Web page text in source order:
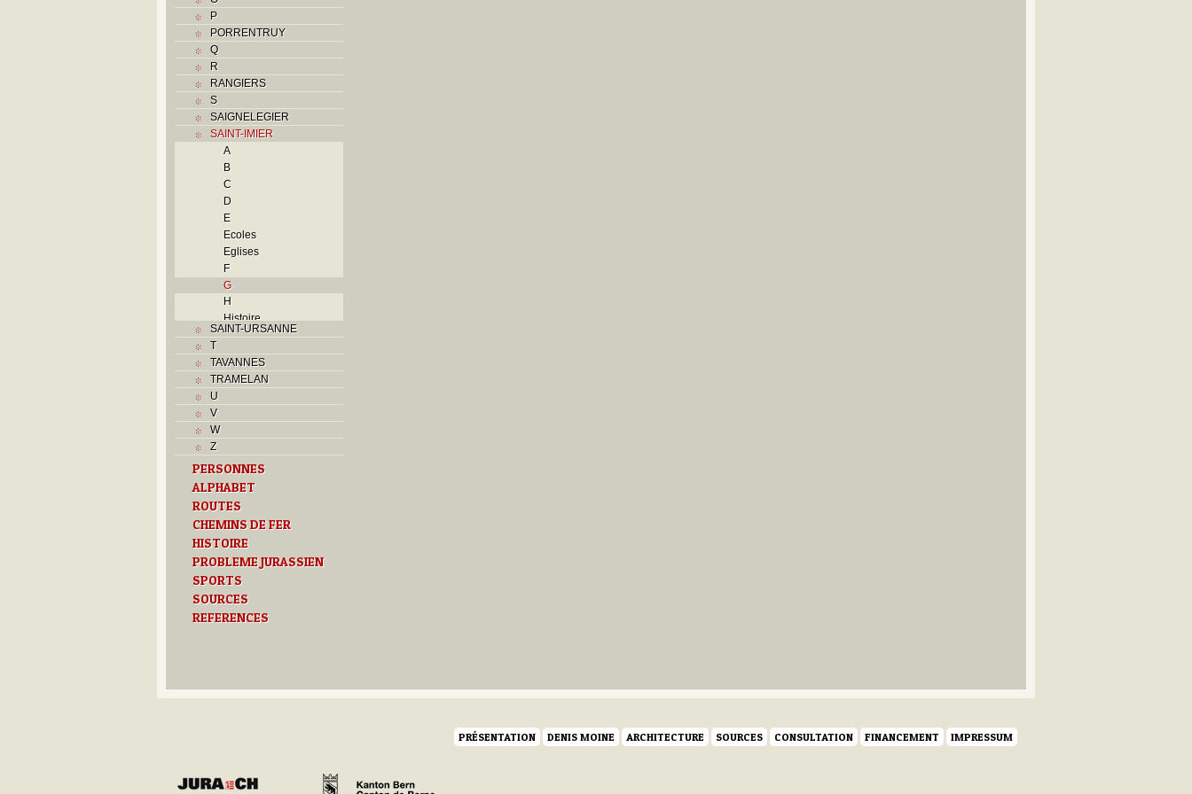
P
PORRENTRUY
Q
R
RANGIERS
S
SAIGNELEGIER
SAINT-IMIER
A
B
C
D
E
Ecoles
Eglises
F
G
H
Histoire
I
J
K
P
Problème jurassien
Q
R
S
T
Textes
U
Z
SAINT-URSANNE
T
TAVANNES
TRAMELAN
U
V
W
Z
PERSONNES
ALPHABET
ROUTES
CHEMINS DE FER
HISTOIRE
PROBLEME JURASSIEN
SPORTS
SOURCES
REFERENCES
PRÉSENTATION DENIS MOINE ARCHITECTURE SOURCES CONSULTATION FINANCEMENT IMPRESSUM